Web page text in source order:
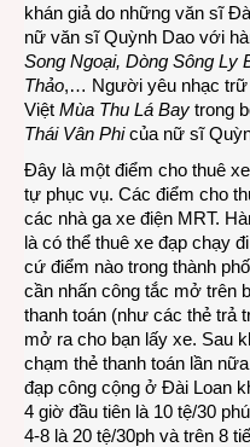
khán giả do những văn sĩ
nữ văn sĩ Quỳnh Dao với
Song Ngoại, Dòng Sông Ly
Thảo,… Người yêu nhạc trữ
Việt Mùa Thu Lá Bay trong
Thái Vân Phicủa nữ sĩ
Đây là một điểm cho thuê
tự phục vụ. Các điểm cho
các nhà ga xe điện MRT.
là có thể thuê xe đạp chạy
cứ điểm nào trong thành
cần nhấn công tắc mở trên
thanh toán (như các thẻ
mở ra cho bạn lấy xe. Sau
chạm thẻ thanh toán lần
đạp công cộng ở Đài Loan
4 giờ đầu tiên là 10 tệ/30
4-8 là 20 tệ/30ph và trên 8